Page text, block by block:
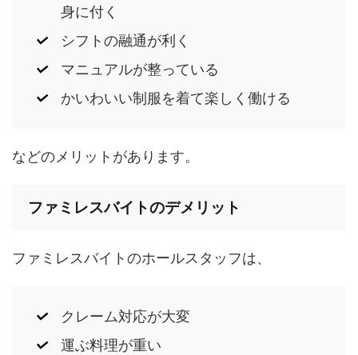
身に付く
シフトの融通が利く
マニュアルが整っている
かいわいい制服を着て楽しく働ける
などのメリットがあります。
ファミレスバイトのデメリット
ファミレスバイトのホールスタッフは、
クレーム対応が大変
運ぶ料理が重い